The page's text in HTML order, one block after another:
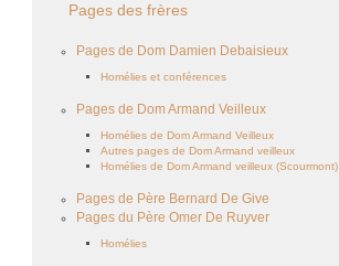
Pages des frères
Pages de Dom Damien Debaisieux
Homélies et conférences
Pages de Dom Armand Veilleux
Homélies de Dom Armand Veilleux
Autres pages de Dom Armand veilleux
Homélies de Dom Armand veilleux (Scourmont)
Pages de Père Bernard De Give
Pages du Père Omer De Ruyver
Homélies